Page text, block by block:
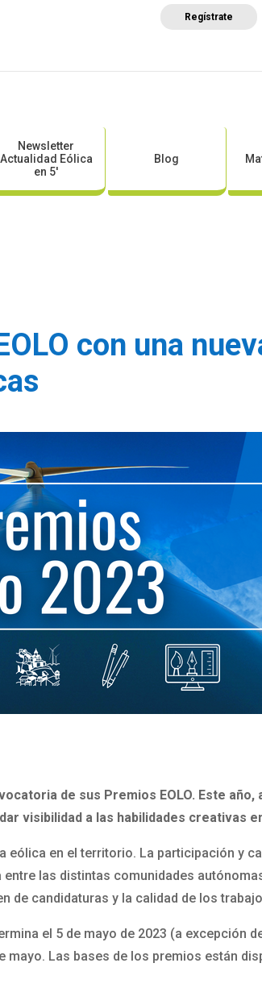
Regístrate
Newsletter
Actualidad Eólica
en 5′
Blog
con una
de sus Premios EOLO. Este
visibilidad a las habilidades creativas
eólica en el territorio. La participación y
las distintas comunidades
de candidaturas y la calidad de los
el 5 de mayo de 2023 (a excepción
Las bases de los premios están